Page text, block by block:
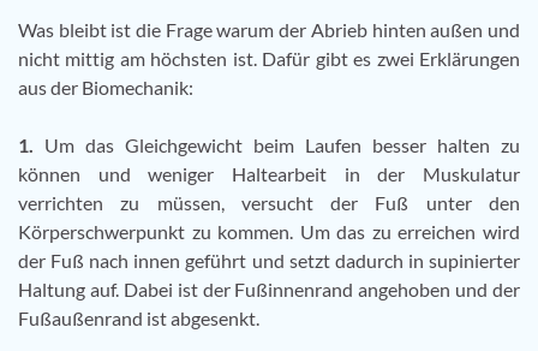
Was bleibt ist die Frage warum der Abrieb hinten außen und
nicht mittig am höchsten ist. Dafür gibt es zwei Erklärungen
aus der Biomechanik:
1. Um das Gleichgewicht beim Laufen besser halten zu
können und weniger Haltearbeit in der Muskulatur
verrichten zu müssen, versucht der Fuß unter den
Körperschwerpunkt zu kommen. Um das zu erreichen wird
der Fuß nach innen geführt und setzt dadurch in supinierter
Haltung auf. Dabei ist der Fußinnenrand angehoben und der
Fußaußenrand ist abgesenkt.